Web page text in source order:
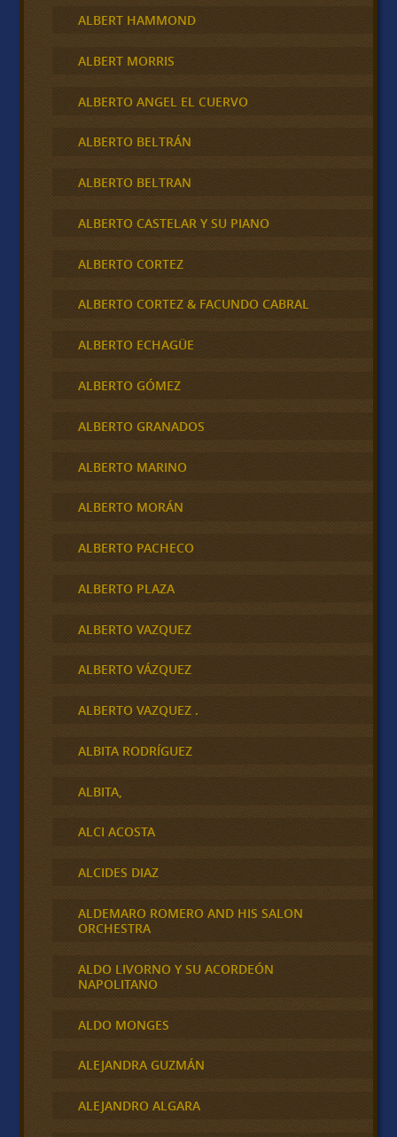
ALBERT HAMMOND
ALBERT MORRIS
ALBERTO ANGEL EL CUERVO
ALBERTO BELTRÁN
ALBERTO BELTRAN
ALBERTO CASTELAR Y SU PIANO
ALBERTO CORTEZ
ALBERTO CORTEZ & FACUNDO CABRAL
ALBERTO ECHAGÜE
ALBERTO GÓMEZ
ALBERTO GRANADOS
ALBERTO MARINO
ALBERTO MORÁN
ALBERTO PACHECO
ALBERTO PLAZA
ALBERTO VAZQUEZ
ALBERTO VÁZQUEZ
ALBERTO VAZQUEZ .
ALBITA RODRÍGUEZ
ALBITA,
ALCI ACOSTA
ALCIDES DIAZ
ALDEMARO ROMERO AND HIS SALON
ORCHESTRA
ALDO LIVORNO Y SU ACORDEÓN
NAPOLITANO
ALDO MONGES
ALEJANDRA GUZMÁN
ALEJANDRO ALGARA